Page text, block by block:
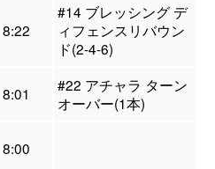
8:22
#14 ブレッシング デ
ィフェンスリバウン
ド(2-4-6)
8:01
#22 アチャラ ターン
オーバー(1本)
8:00